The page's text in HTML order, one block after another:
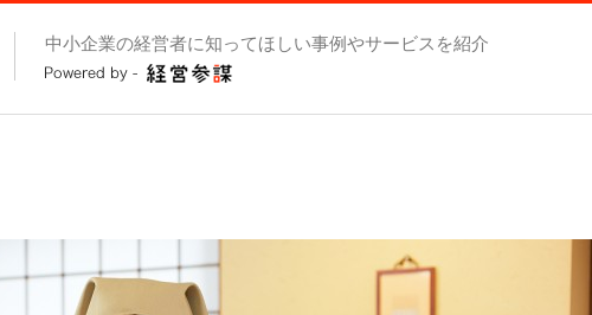
中小企業の経営者に知ってほしい事例やサービスを紹介